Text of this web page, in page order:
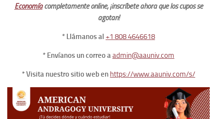
Economíacompletamente online, ¡inscríbete ahora que los cupos se
agotan!
* Llámanos al +1 808 4646618
* Envíanos un correo aadmin@aauniv.com
* Visita nuestro sitio web en https://www.aauniv.com/s/